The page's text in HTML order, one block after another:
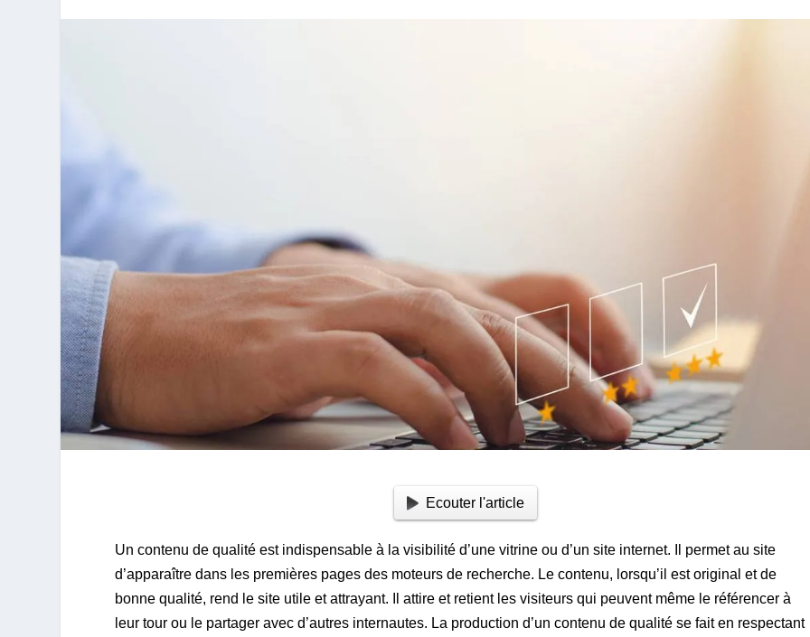
Ecouter l'article
Un contenu de qualité est indispensable à la visibilité d’une vitrine ou d’un site internet. Il permet au site
d’apparaître dans les premières pages des moteurs de recherche. Le contenu, lorsqu’il est original et de
bonne qualité, rend le site utile et attrayant. Il attire et retient les visiteurs qui peuvent même le référencer à
leur tour ou le partager avec d’autres internautes. La production d’un contenu de qualité se fait en respectant